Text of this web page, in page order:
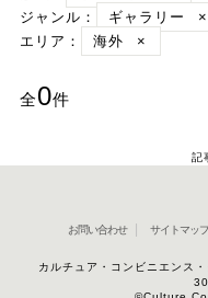
ジャンル：
ギャラリー
×
エリア：
海外 ×
全0件
記
お問い合わせ サイトマップ
カルチュア・コンビニエン